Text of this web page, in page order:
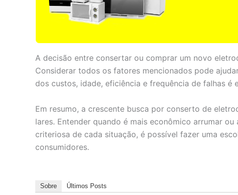
A decisão entre consertar ou comprar um novo
Considerar todos os fatores mencionados pode
dos custos, idade, eficiência e frequência de falhas é
Em resumo, a crescente busca por conserto de
lares. Entender quando é mais econômico arrumar
criteriosa de cada situação, é possível fazer uma
consumidores.
Sobre Últimos Posts